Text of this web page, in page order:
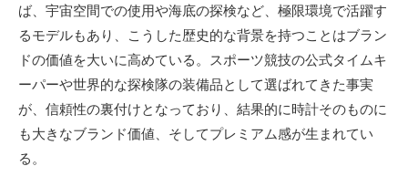
ば、宇宙空間での使用や海底の探検など、極限環境で活躍す
るモデルもあり、こうした歴史的な背景を持つことはブラン
ドの価値を大いに高めている。スポーツ競技の公式タイムキ
ーパーや世界的な探検隊の装備品として選ばれてきた事実
が、信頼性の裏付けとなっており、結果的に時計そのものに
も大きなブランド価値、そしてプレミアム感が生まれてい
る。